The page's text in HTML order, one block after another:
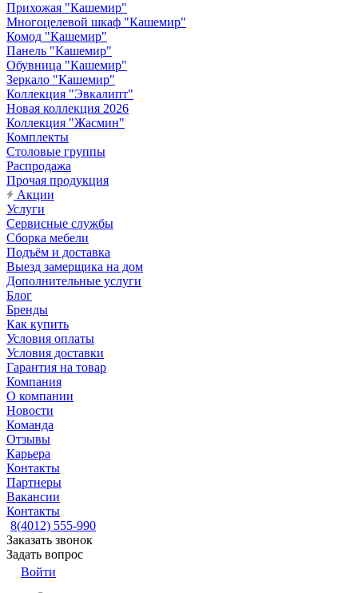
Прихожая "Кашемир"
Многоцелевой шкаф "Кашемир"
Комод "Кашемир"
Панель "Кашемир"
Обувница "Кашемир"
Зеркало "Кашемир"
Коллекция "Эвкалипт"
Новая коллекция 2026
Коллекция "Жасмин"
Комплекты
Столовые группы
Распродажа
Прочая продукция
Акции
Услуги
Сервисные службы
Сборка мебели
Подъём и доставка
Выезд замерщика на дом
Дополнительные услуги
Блог
Бренды
Как купить
Условия оплаты
Условия доставки
Гарантия на товар
Компания
О компании
Новости
Команда
Отзывы
Карьера
Контакты
Партнеры
Вакансии
Контакты
8(4012) 555-990
Заказать звонок
Задать вопрос
Войти